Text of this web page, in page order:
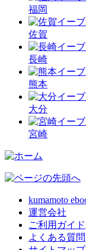
福岡
佐賀
長崎
熊本
大分
宮崎
kumamoto
運営会社
ご利用ガイド
よくある質問